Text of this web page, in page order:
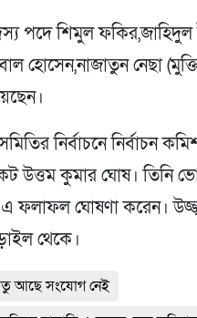
পদে শিমুল
হোসেন,নাজাতুন নেছা
নির্বাচনে নির্বাচন
উত্তম কুমার ঘোষ। তিনি
এ ফলাফল ঘোষণা করেন।
থেকে।
আছে সংযোগ নেই